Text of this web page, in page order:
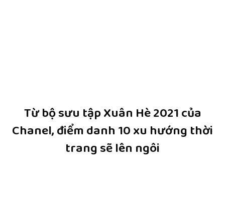
Từ bộ sưu tập Xuân Hè 2021 của
Chanel, điểm danh 10 xu hướng thời
trang sẽ lên ngôi